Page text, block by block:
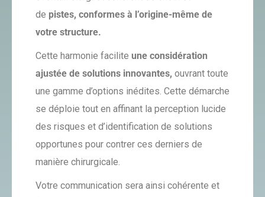
de pistes, conformes à l’origine-même de
votre structure.
Cette harmonie facilite une considération
ajustée de solutions innovantes, ouvrant toute
une gamme d’options inédites. Cette démarche
se déploie tout en affinant la perception lucide
des risques et d’identification de solutions
opportunes pour contrer ces derniers de
manière chirurgicale.
Votre communication sera ainsi cohérente et